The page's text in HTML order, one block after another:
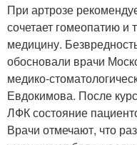
При артрозе
сочетает гомеопатию и
медицину.
обосновали врачи
медико-
Евдокимова. После
ЛФК состояние
Врачи отмечают, что